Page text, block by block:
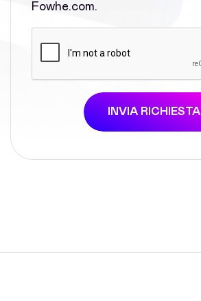
Fowhe.com.
INVIA RICHIESTA